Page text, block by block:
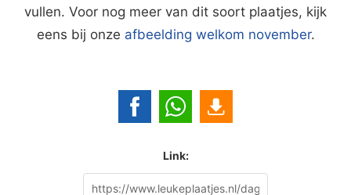
vullen. Voor nog meer van dit soort plaatjes, kijk
eens bij onze afbeelding welkom november.
Link: